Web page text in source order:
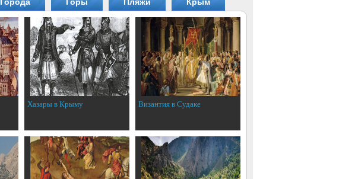
Хазары в Крыму Византия в Судаке